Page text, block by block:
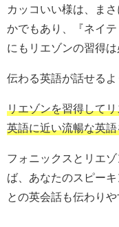
カッコいい様は、ま
かでもあり、『ネイ
にもリエゾンの習得は
伝わる英語が話せる
リエゾンを習得して
英語に近い流暢な英
フォニックスとリエ
ば、あなたのスピー
との英会話も伝わりや